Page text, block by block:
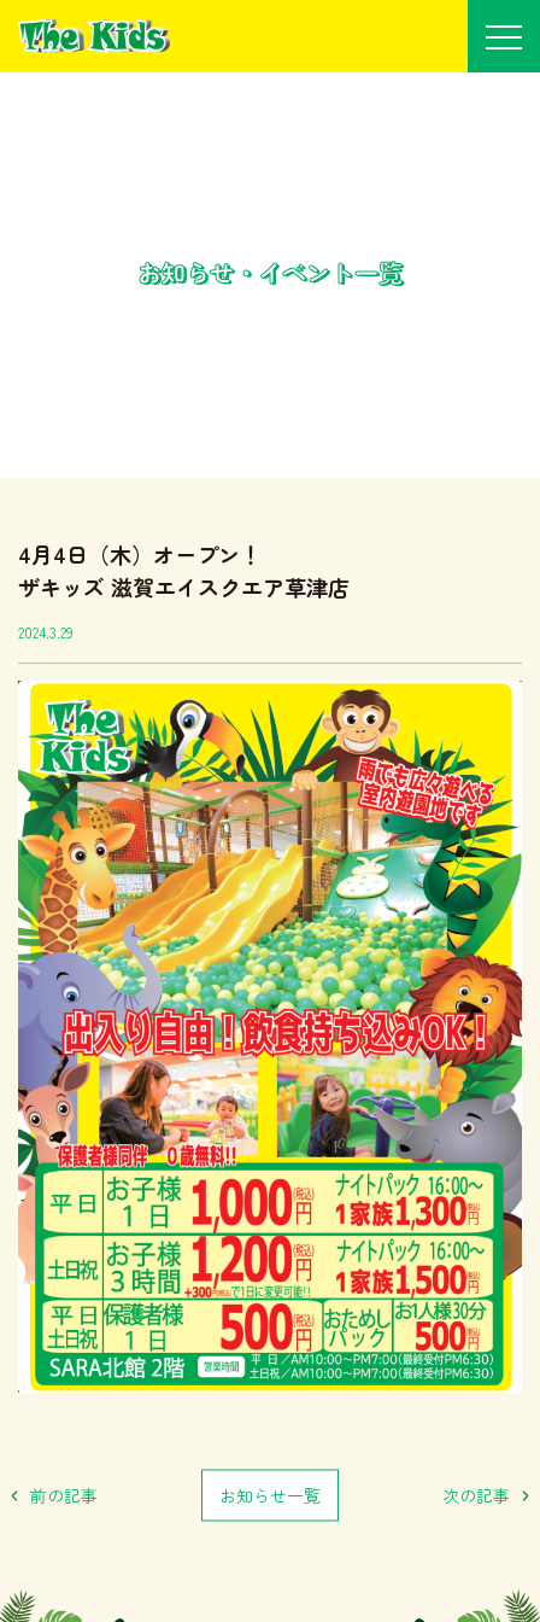
お知らせ・イベント一覧
4月4日（木）オープン！
ザキッズ 滋賀エイスクエア草津店
2024.3.29
前の記事 お知らせ一覧 次の記事